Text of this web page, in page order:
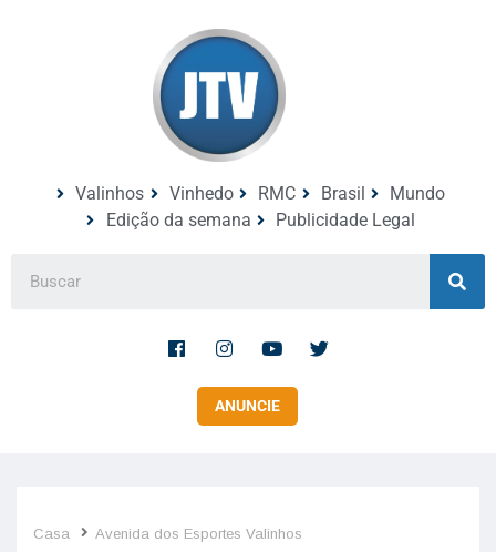
Valinhos Vinhedo RMC Brasil
Mundo
Edição da semana
Publicidade Legal
ANUNCIE
Casa Avenida dos Esportes Valinhos